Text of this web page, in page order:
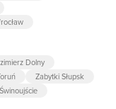
Dolny
Zabytki Słupsk